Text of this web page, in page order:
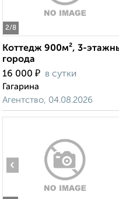
2/8
Коттедж 900м², 3-
города
16 000 ₽ в сутки
Гагарина
Агентство, 04.08.2026
‹